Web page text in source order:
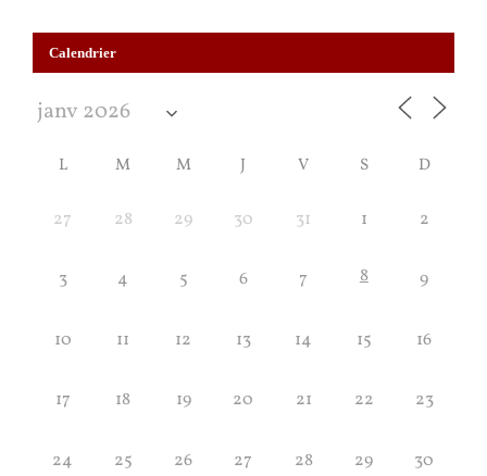
Calendrier
L M M J V S D
27 28 29 30 31 1 2
3 4 5 6 7 8 9
10 11 12 13 14 15 16
17 18 19 20 21 22 23
24 25 26 27 28 29 30